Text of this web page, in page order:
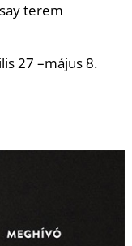
terem
27 –május 8.